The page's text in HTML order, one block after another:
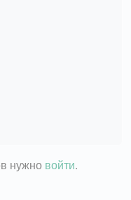
нужно войти.